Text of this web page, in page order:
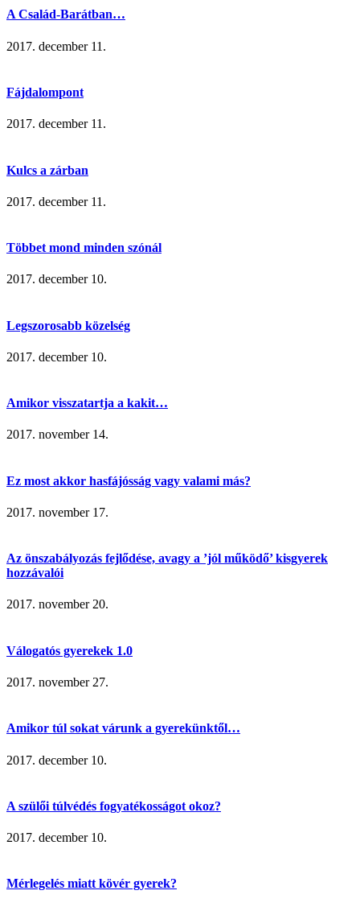
A Család-Barátban…
2017. december 11.
Fájdalompont
2017. december 11.
Kulcs a zárban
2017. december 11.
Többet mond minden szónál
2017. december 10.
Legszorosabb közelség
2017. december 10.
Amikor visszatartja a kakit…
2017. november 14.
Ez most akkor hasfájósság vagy valami más?
2017. november 17.
Az önszabályozás fejlődése, avagy a ’jól működő’ kisgyerek
hozzávalói
2017. november 20.
Válogatós gyerekek 1.0
2017. november 27.
Amikor túl sokat várunk a gyerekünktől…
2017. december 10.
A szülői túlvédés fogyatékosságot okoz?
2017. december 10.
Mérlegelés miatt kövér gyerek?